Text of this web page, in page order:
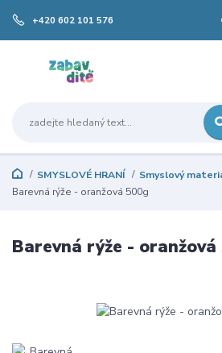
+420 602 101 576
SMYSLOVÉ HRANÍ Smyslový
Barevná rýže - oranžová 500g
Barevná rýže - oranžová